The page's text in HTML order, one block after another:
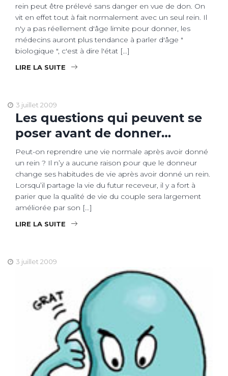
rein peut être prélevé sans danger en vue de don. On
vit en effet tout à fait normalement avec un seul rein. Il
n'y a pas réellement d'âge limite pour donner, les
médecins auront plus tendance à parler d'âge "
biologique ", c'est à dire l'état […]
LIRE LA SUITE
3 juillet 2009
Les questions qui peuvent se
poser avant de donner…
Peut-on reprendre une vie normale après avoir donné
un rein ? Il n’y a aucune raison pour que le donneur
change ses habitudes de vie après avoir donné un rein.
Lorsqu’il partage la vie du futur receveur, il y a fort à
parier que la qualité de vie du couple sera largement
améliorée par son […]
LIRE LA SUITE
3 juillet 2009